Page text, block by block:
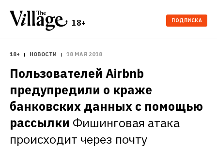
18+ ПОДПИСКА
18+ НОВОСТИ 18 МАЯ 2018
Пользователей Airbnb
предупредили о краже
банковских данных с помощью
рассылки Фишинговая атака
происходит через почту